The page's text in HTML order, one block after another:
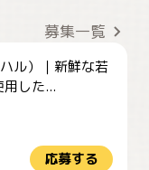
募集一覧
ル）｜新鮮な若
した...
応募する